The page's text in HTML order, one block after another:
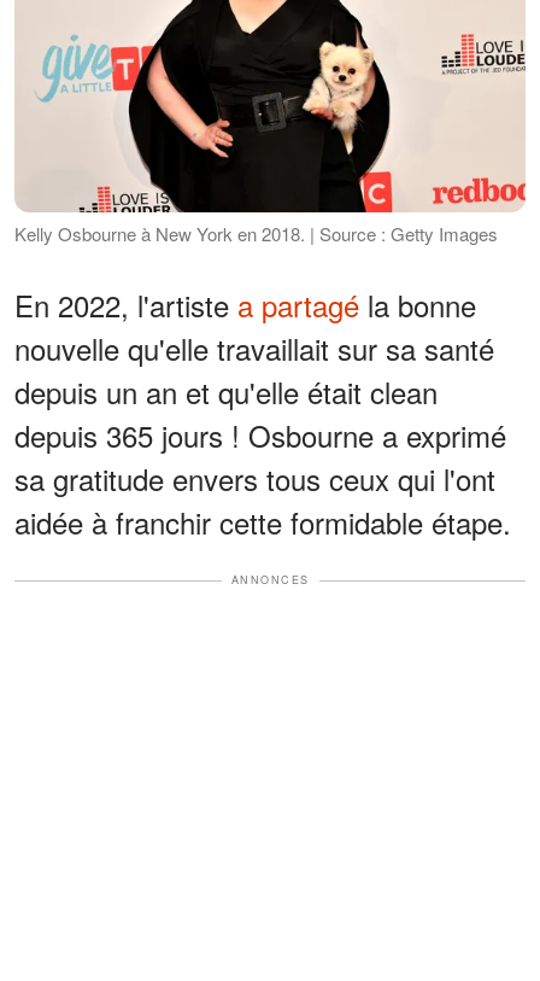
Kelly Osbourne à New York en 2018. | Source : Getty Images
En 2022, l'artiste a partagé la bonne
nouvelle qu'elle travaillait sur sa santé
depuis un an et qu'elle était clean
depuis 365 jours ! Osbourne a exprimé
sa gratitude envers tous ceux qui l'ont
aidée à franchir cette formidable étape.
ANNONCES